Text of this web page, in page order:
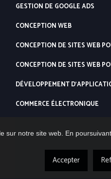
GESTION DE GOOGLE ADS
CONCEPTION WEB
CONCEPTION DE SITES WEB
CONCEPTION DE SITES WEB
DÉVELOPPEMENT
COMMERCE ÉLECTRONIQUE
notre site web. En
Accepter